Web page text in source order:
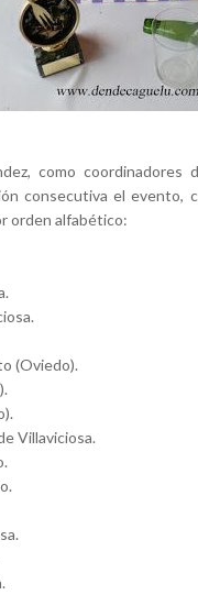
como
consecutiva el evento,
orden alfabético:
(Oviedo).
Villaviciosa.